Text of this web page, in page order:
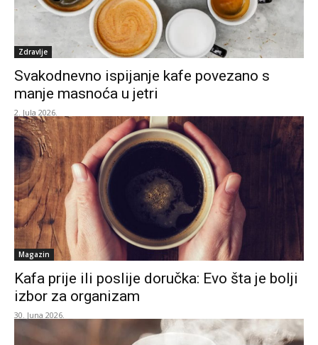
Zdravlje
Svakodnevno ispijanje kafe povezano s
manje masnoća u jetri
2. Jula 2026.
Magazin
Kafa prije ili poslije doručka: Evo šta je bolji
izbor za organizam
30. Juna 2026.